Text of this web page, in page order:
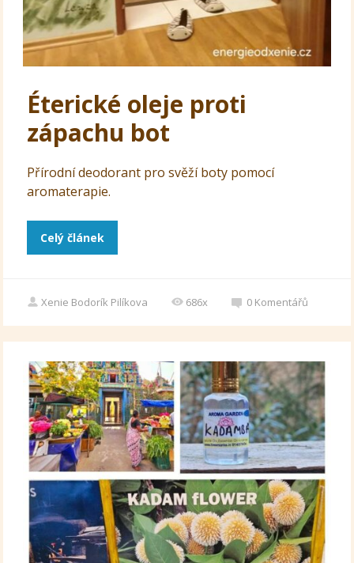
Éterické oleje proti
zápachu bot
Přírodní deodorant pro svěží boty pomocí
aromaterapie.
Celý článek
Xenie Bodorík Pilíkova 686x 0 Komentářů